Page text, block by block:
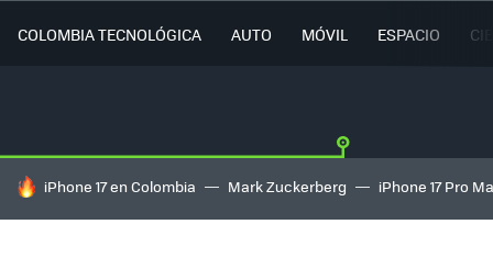
COLOMBIA TECNOLÓGICA AUTO MÓVIL ESPACIO
HOY SE HABLA DE
iPhone 17 en Colombia Mark Zuckerberg iPhone 17 Pro